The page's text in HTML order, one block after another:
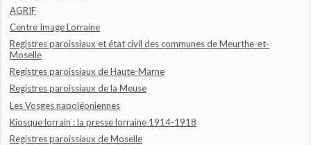
AGRIF
Centre Image Lorraine
Registres paroissiaux et état civil des communes de Meurthe-et-
Moselle
Registres paroissiaux de Haute-Marne
Registres paroissiaux de la Meuse
Les Vosges napoléoniennes
Kiosque lorrain : la presse lorraine 1914-1918
Registres paroissiaux de Moselle